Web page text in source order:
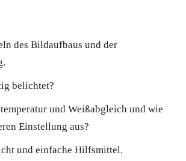
des Bildaufbaus und der
belichtet?
und Weißabgleich und wie
Einstellung aus?
und einfache Hilfsmittel.